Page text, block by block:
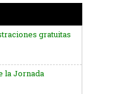
gratuitas
la Jornada